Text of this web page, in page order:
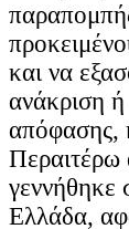
και να
ανάκριση ή
απόφασης,
Περαιτέρω
γεννήθηκε
Ελλάδα,